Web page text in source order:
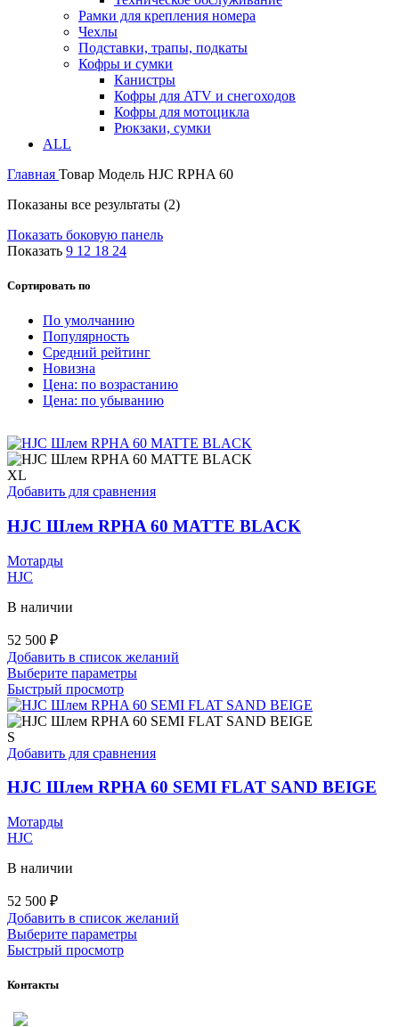
Рамки для крепления номера
Чехлы
Подставки, трапы, подкаты
Кофры и сумки
Канистры
Кофры для ATV и снегоходов
Кофры для мотоцикла
Рюкзаки, сумки
ALL
Главная Товар Модель HJC RPHA 60
Показаны все результаты (2)
Показать боковую панель
Показать 9 12 18 24
Сортировать по
По умолчанию
Популярность
Средний рейтинг
Новизна
Цена: по возрастанию
Цена: по убыванию
XL
Добавить для сравнения
HJC Шлем RPHA 60 MATTE BLACK
Мотарды
HJC
В наличии
52 500 ₽
Добавить в список желаний
Выберите параметрыЭтот
имеет
несколько
Опции
выбрать
Быстрый просмотр
S
Добавить для сравнения
HJC Шлем RPHA 60 SEMI FLAT SAND BEIGE
Мотарды
HJC
В наличии
52 500 ₽
Добавить в список желаний
Выберите параметрыЭтот
Быстрый просмотр
Контакты